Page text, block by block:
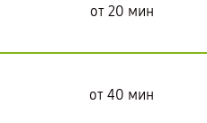
от 20 мин
от 40 мин